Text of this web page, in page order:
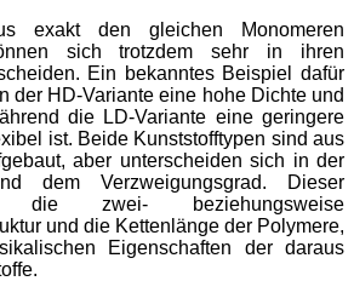
exakt den gleichen Monomeren
sich trotzdem sehr in ihren
Ein bekanntes Beispiel dafür
der HD-Variante eine hohe Dichte und
die LD-Variante eine geringere
ist. Beide Kunststofftypen sind aus
aber unterscheiden sich in der
dem Verzweigungsgrad. Dieser
die zwei- beziehungsweise
und die Kettenlänge der Polymere,
Eigenschaften der daraus